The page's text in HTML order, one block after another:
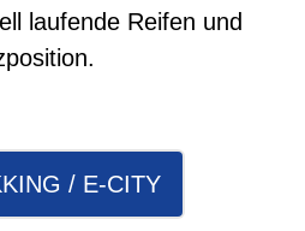
laufende Reifen und
/ E-CITY